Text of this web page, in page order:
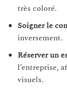
très coloré.
Soigner le
inversement.
Réserver un
l’entreprise,
visuels.